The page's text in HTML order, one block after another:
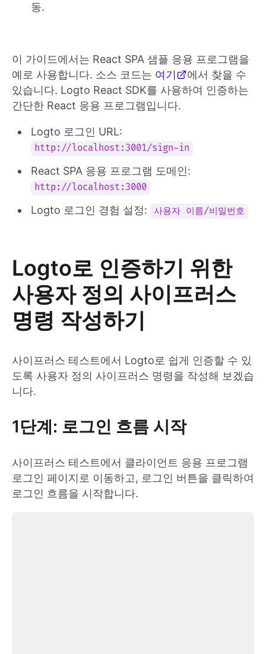
동.
이 가이드에서는 React SPA 샘플 응용 프로그램을
예로 사용합니다. 소스 코드는 여기
에서 찾을 수
있습니다. Logto React SDK를 사용하여 인증하는
간단한 React 응용 프로그램입니다.
Logto 로그인 URL:
http://localhost:3001/sign-in
React SPA 응용 프로그램 도메인:
http://localhost:3000
Logto 로그인 경험 설정: 사용자 이름/비밀번호
Logto로 인증하기 위한
사용자 정의 사이프러스
명령 작성하기
사이프러스 테스트에서 Logto로 쉽게 인증할 수 있
도록 사용자 정의 사이프러스 명령을 작성해 보겠습
니다.
1단계: 로그인 흐름 시작
사이프러스 테스트에서 클라이언트 응용 프로그램
로그인 페이지로 이동하고, 로그인 버튼을 클릭하여
로그인 흐름을 시작합니다.